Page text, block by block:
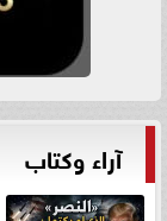
آراء وكتاب